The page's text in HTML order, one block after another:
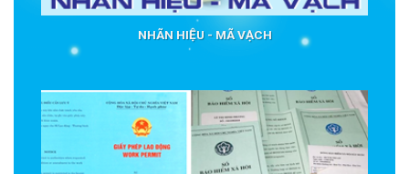
NHÃN HIỆU - MÃ VẠCH